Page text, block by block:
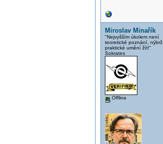
Miroslav Minařík
"Nejvyšším úkolem není
teoretické poznání, nýbrž
praktické umění žít!"
Sokrates
Offline